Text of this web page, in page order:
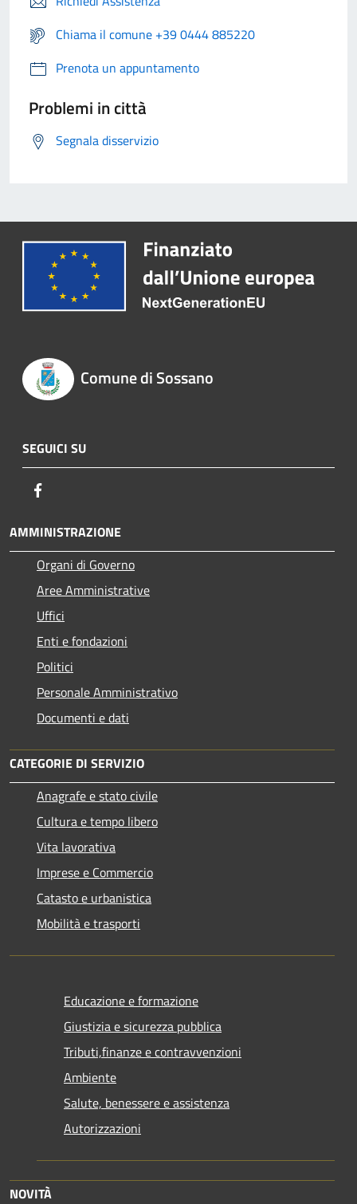
Chiama il comune +39 0444 885220
Prenota un appuntamento
Problemi in città
Segnala disservizio
Comune di Sossano
SEGUICI SU
AMMINISTRAZIONE
Organi di Governo
Aree Amministrative
Uffici
Enti e fondazioni
Politici
Personale Amministrativo
Documenti e dati
CATEGORIE DI SERVIZIO
Anagrafe e stato civile
Cultura e tempo libero
Vita lavorativa
Imprese e Commercio
Catasto e urbanistica
Mobilità e trasporti
Educazione e formazione
Giustizia e sicurezza pubblica
Tributi,finanze e contravvenzioni
Ambiente
Salute, benessere e assistenza
Autorizzazioni
NOVITÀ